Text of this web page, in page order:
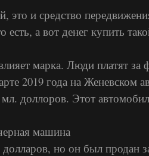
это и средство
есть, а вот денег купить
марка. Люди платят
2019 года на Женевском
мл. доллоров. Этот
машина
но он был продан